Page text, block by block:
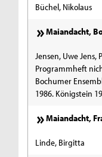
Büchel, Nikolaus
Maiandacht,
Jensen, Uwe
Programmheft
Bochumer
1986. Königstein
Maiandacht,
Linde, Birgitta